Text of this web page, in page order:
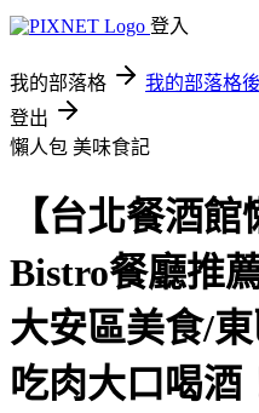
登入
我的部落格 我的部落格
登出
懶人包 美味食記
【台北餐酒
Bistro餐廳推
大安區美食/
吃肉大口喝酒